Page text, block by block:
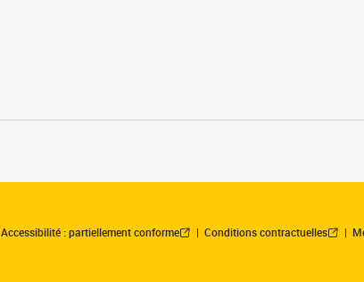
Accessibilité : partiellement conforme Conditions contractuelles